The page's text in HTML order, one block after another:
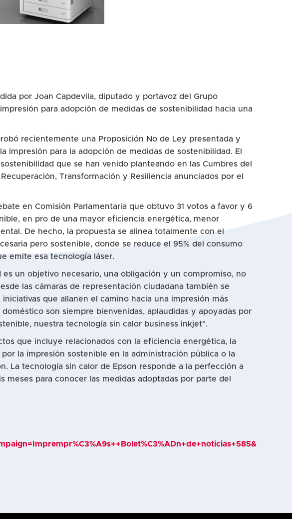
por Joan Capdevila, diputado y portavoz del Grupo
para adopción de medidas de sostenibilidad hacia una
recientemente una Proposición No de Ley presentada y
impresión para la adopción de medidas de sostenibilidad. El
que se han venido planteando en las Cumbres del
Transformación y Resiliencia anunciados por el
en Comisión Parlamentaria que obtuvo 31 votos a favor y 6
en pro de una mayor eficiencia energética, menor
De hecho, la propuesta se alinea totalmente con el
pero sostenible, donde se reduce el 95% del consumo
emite esa tecnología láser.
es un objetivo necesario, una obligación y un compromiso, no
las cámaras de representación ciudadana también se
que allanen el camino hacia una impresión más
son siempre bienvenidas, aplaudidas y apoyadas por
nuestra tecnología sin calor business inkjet".
que incluye relacionados con la eficiencia energética, la
la impresión sostenible en la administración pública o la
La tecnología sin calor de Epson responde a la perfección a
meses para conocer las medidas adoptadas por parte del